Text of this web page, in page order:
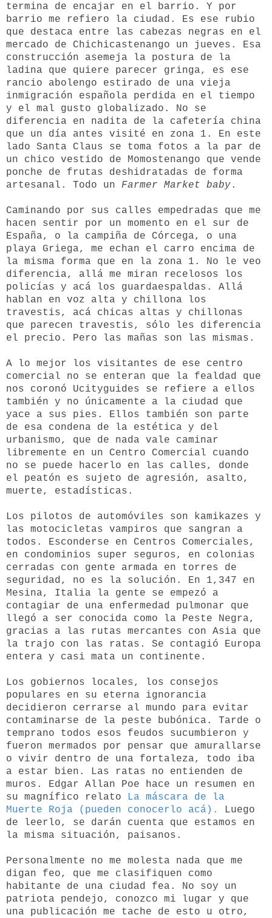
termina de encajar en el barrio. Y por
barrio me refiero la ciudad. Es ese rubio
que destaca entre las cabezas negras en el
mercado de Chichicastenango un jueves. Esa
construcción asemeja la postura de la
ladina que quiere parecer gringa, es ese
rancio abolengo estirado de una vieja
inmigración española perdida en el tiempo
y el mal gusto globalizado. No se
diferencia en nadita de la cafetería china
que un día antes visité en zona 1. En este
lado Santa Claus se toma fotos a la par de
un chico vestido de Momostenango que vende
ponche de frutas deshidratadas de forma
artesanal. Todo un Farmer Market baby.
Caminando por sus calles empedradas que me
hacen sentir por un momento en el sur de
España, o la campiña de Córcega, o una
playa Griega, me echan el carro encima de
la misma forma que en la zona 1. No le veo
diferencia, allá me miran recelosos los
policías y acá los guardaespaldas. Allá
hablan en voz alta y chillona los
travestis, acá chicas altas y chillonas
que parecen travestis, sólo les diferencia
el precio. Pero las mañas son las mismas.
A lo mejor los visitantes de ese centro
comercial no se enteran que la fealdad que
nos coronó Ucityguides se refiere a ellos
también y no únicamente a la ciudad que
yace a sus pies. Ellos también son parte
de esa condena de la estética y del
urbanismo, que de nada vale caminar
libremente en un Centro Comercial cuando
no se puede hacerlo en las calles, donde
el peatón es sujeto de agresión, asalto,
muerte, estadísticas.
Los pilotos de automóviles son kamikazes y
las motocicletas vampiros que sangran a
todos. Esconderse en Centros Comerciales,
en condominios super seguros, en colonias
cerradas con gente armada en torres de
seguridad, no es la solución. En 1,347 en
Mesina, Italia la gente se empezó a
contagiar de una enfermedad pulmonar que
llegó a ser conocida como la Peste Negra,
gracias a las rutas mercantes con Asia que
la trajo con las ratas. Se contagió Europa
entera y casi mata un continente.
Los gobiernos locales, los consejos
populares en su eterna ignorancia
decidieron cerrarse al mundo para evitar
contaminarse de la peste bubónica. Tarde o
temprano todos esos feudos sucumbieron y
fueron mermados por pensar que amurallarse
o vivir dentro de una fortaleza, todo iba
a estar bien. Las ratas no entienden de
muros. Edgar Allan Poe hace un resumen en
su magnífico relato
La máscara de la
Muerte Roja (pueden conocerlo acá).
Luego
de leerlo, se darán cuenta que estamos en
la misma situación, paisanos.
Personalmente no me molesta nada que me
digan feo, que me clasifiquen como
habitante de una ciudad fea. No soy un
patriota pendejo, conozco mi lugar y que
una publicación me tache de esto u otro,